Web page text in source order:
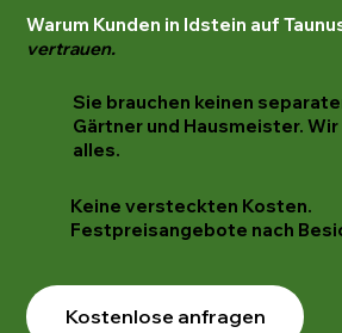
Warum Kunden in Idstein auf
vertrauen.
Sie brauchen keinen
Gärtner und Hausmeister.
alles.
Keine versteckten Kosten.
Festpreisangebote nach
Kostenlose anfragen